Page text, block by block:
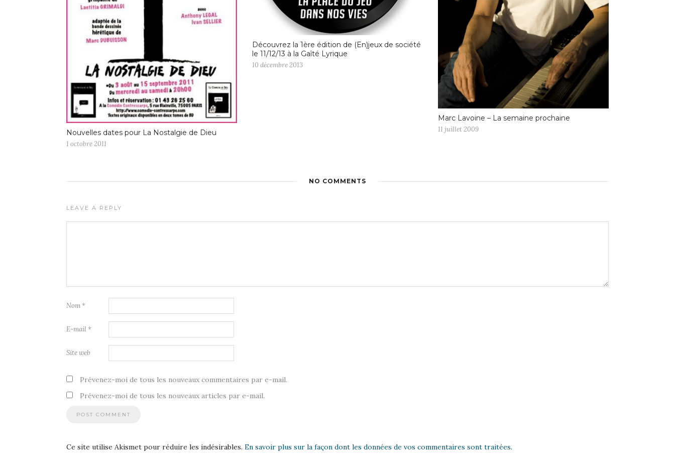
Nouvelles dates pour La Nostalgie de Dieu
1 octobre 2011
Découvrez la 1ère édition de (En)jeux de société
le 11/12/13 à la Gaîté Lyrique
10 décembre 2013
Marc Lavoine – La semaine prochaine
11 juillet 2009
NO COMMENTS
LEAVE A REPLY
Nom *
E-mail *
Site web
Prévenez-moi de tous les nouveaux commentaires par e-mail.
Prévenez-moi de tous les nouveaux articles par e-mail.
Ce site utilise Akismet pour réduire les indésirables. En savoir plus sur la façon dont les données de vos commentaires sont traitées.